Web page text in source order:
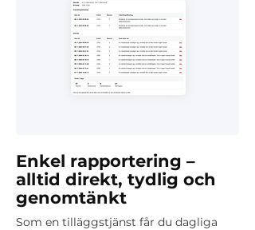
Enkel rapportering –
alltid direkt, tydlig och
genomtänkt
Som en tilläggstjänst får du dagliga